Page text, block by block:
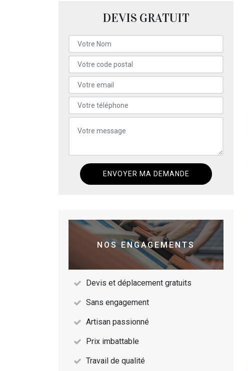
DEVIS GRATUIT
NOS ENGAGEMENTS
Devis et déplacement gratuits
Sans engagement
Artisan passionné
Prix imbattable
Travail de qualité